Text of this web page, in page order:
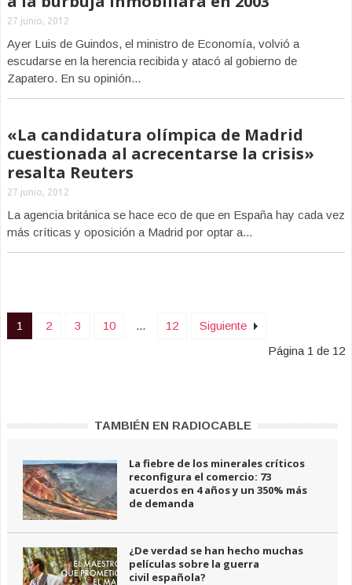
27 junio, 2012
Ayer Luis de Guindos, el ministro de Economía, volvió a
escudarse en la herencia recibida y atacó al gobierno de
Zapatero. En su opinión...
«La candidatura olímpica de Madrid
cuestionada al acrecentarse la crisis»
resalta Reuters
27 junio, 2012
La agencia británica se hace eco de que en España hay cada vez
más críticas y oposición a Madrid por optar a...
1 2 3 10 ... 12
Siguiente
Página 1 de 12
TAMBIÉN EN RADIOCABLE
La fiebre de los minerales críticos
reconfigura el comercio: 73
acuerdos en 4 años y un 350% más
de demanda
¿De verdad se han hecho muchas
películas sobre la guerra
civil española?